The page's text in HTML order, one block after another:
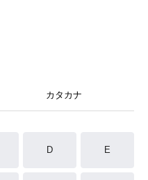
カタカナ
D E